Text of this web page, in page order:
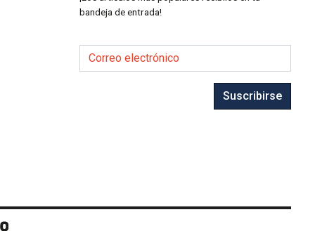
bandeja de entrada!
Correo electrónico
Suscribirse